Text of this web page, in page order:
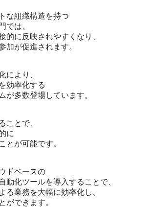
な組織構造を持つ
では、
的に反映されやすくなり、
加が促進されます。
により、
効率化する
が多数登場しています。
ことで、
に
とが可能です。
ドベースの
動化ツールを導入することで、
る業務を大幅に効率化し、
ができます。